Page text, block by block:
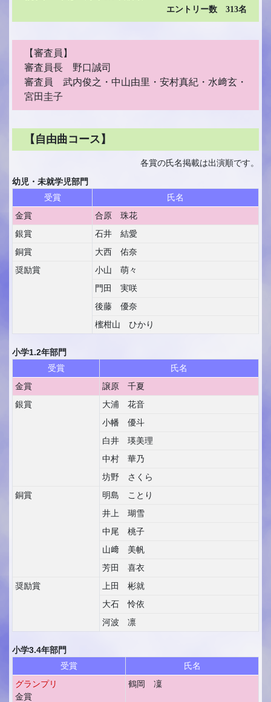
エントリー数 313名
【審査員】
審査員長 野口誠司
審査員 武内俊之・中山由里・安村真紀・水﨑玄・
宮田圭子
【自由曲コース】
各賞の氏名掲載は出演順です。
幼児・未就学児部門
受賞
氏名
金賞
合原 珠花
銀賞
石井 結愛
銅賞
大西 佑奈
奨励賞
小山 萌々
門田 実咲
後藤 優奈
櫁柑山 ひかり
小学1.2年部門
受賞
氏名
金賞
譲原 千夏
銀賞
大浦 花音
小幡 優斗
白井 瑛美理
中村 華乃
坊野 さくら
銅賞
明島 ことり
井上 瑚雪
中尾 桃子
山﨑 美帆
芳田 喜衣
奨励賞
上田 彬就
大石 怜依
河波 凛
小学3.4年部門
受賞
氏名
グランプリ
金賞
鶴岡 凜